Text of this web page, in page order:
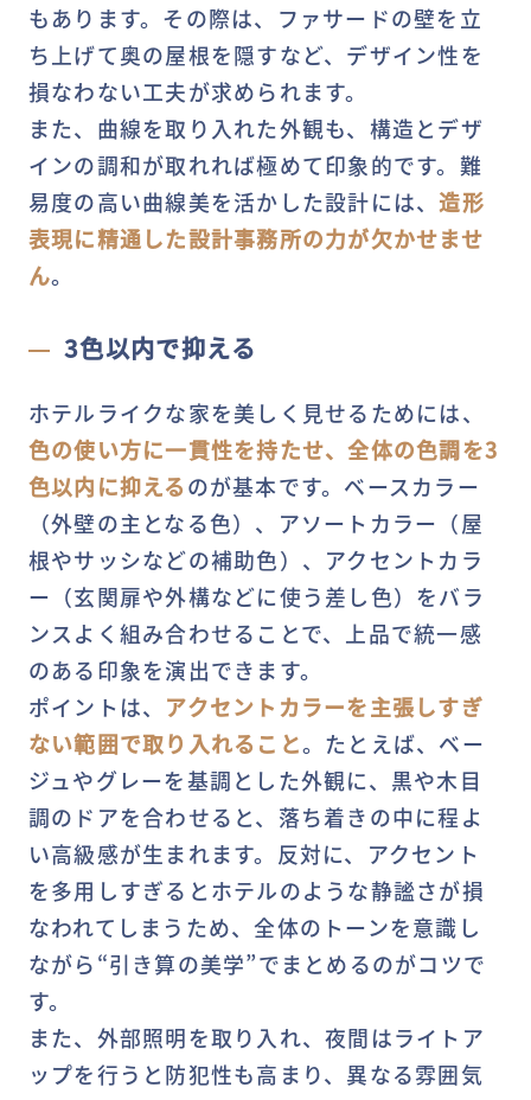
もあります。その際は、ファサードの壁を立
ち上げて奥の屋根を隠すなど、デザイン性を
損なわない工夫が求められます。
また、曲線を取り入れた外観も、構造とデザ
インの調和が取れれば極めて印象的です。難
易度の高い曲線美を活かした設計には、 造形
表現に精通した設計事務所の力が欠かせませ
ん。
3色以内で抑える
ホテルライクな家を美しく見せるためには、
色の使い方に一貫性を持たせ、全体の色調を3
色以内に抑えるのが基本です。ベースカラー
（外壁の主となる色）、アソートカラー（屋
根やサッシなどの補助色）、アクセントカラ
ー（玄関扉や外構などに使う差し色）をバラ
ンスよく組み合わせることで、上品で統一感
のある印象を演出できます。
ポイントは、 アクセントカラーを主張しすぎ
ない範囲で取り入れること。たとえば、ベー
ジュやグレーを基調とした外観に、黒や木目
調のドアを合わせると、落ち着きの中に程よ
い高級感が生まれます。反対に、アクセント
を多用しすぎるとホテルのような静謐さが損
なわれてしまうため、全体のトーンを意識し
ながら“引き算の美学”でまとめるのがコツで
す。
また、外部照明を取り入れ、夜間はライトア
ップを行うと防犯性も高まり、異なる雰囲気